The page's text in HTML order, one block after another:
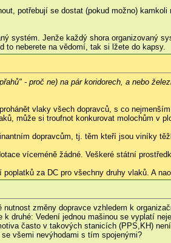
potřebují se dostat (pokud možno)
systém. Jenže každý shora organizovaný
to neberete na vědomí, tak si lžete do kapsy.
- proč ne) na pár koridorech, a nebo
vlaky všech dopravců, s co
může si troufnot konkurovat molochům v
dopravcům, tj. těm kteří jsou viníky
víceméně žádné. Veškeré státní
za DC pro všechny druhy vlaků. A
změny dopravce vzhledem k
druhé: Vedení jednou mašinou se vyplatí
často v takových stanicích (PPS,KH)
všemi nevýhodami s tím spojenými?